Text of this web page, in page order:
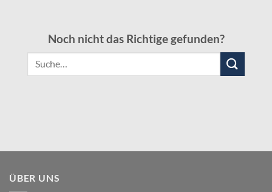
Noch nicht das Richtige gefunden?
Suche
ÜBER UNS